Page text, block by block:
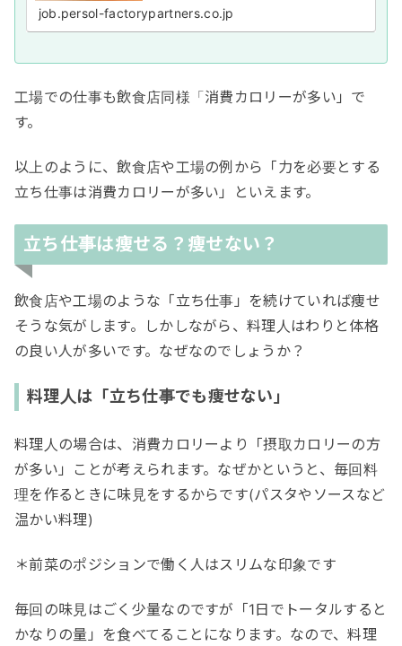
の立ち仕事は一体どれほどのカロリーを消費してい
るのでしょ...
job.persol-factorypartners.co.jp
工場での仕事も飲食店同様「消費カロリーが多い」で
す。
以上のように、飲食店や工場の例から「力を必要とする
立ち仕事は消費カロリーが多い」といえます。
立ち仕事は痩せる？痩せない？
飲食店や工場のような「立ち仕事」を続けていれば痩せ
そうな気がします。しかしながら、料理人はわりと体格
の良い人が多いです。なぜなのでしょうか？
料理人は「立ち仕事でも痩せない」
料理人の場合は、消費カロリーより「摂取カロリーの方
が多い」ことが考えられます。なぜかというと、毎回料
理を作るときに味見をするからです(パスタやソースなど
温かい料理)
＊前菜のポジションで働く人はスリムな印象です
毎回の味見はごく少量なのですが「1日でトータルすると
かなりの量」を食べてることになります。なので、料理